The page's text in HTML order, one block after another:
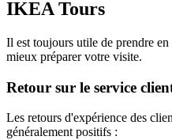
IKEA Tours
Il est toujours utile de prendre
mieux préparer votre visite.
Retour sur le service
Les retours d'expérience des
généralement positifs :